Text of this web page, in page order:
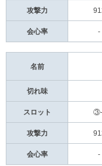
攻撃力
会心率 -
名前
切れ味
スロット
攻撃力
会心率 -